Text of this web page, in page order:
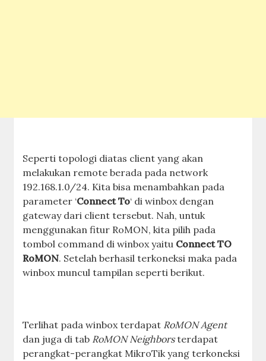
Seperti topologi diatas client yang akan
melakukan remote berada pada network
192.168.1.0/24. Kita bisa menambahkan pada
parameter ‘Connect To‘ di winbox dengan
gateway dari client tersebut. Nah, untuk
menggunakan fitur RoMON, kita pilih pada
tombol command di winbox yaitu Connect TO
RoMON. Setelah berhasil terkoneksi maka pada
winbox muncul tampilan seperti berikut.
Terlihat pada winbox terdapat RoMON Agent
dan juga di tab RoMON Neighborsterdapat
perangkat-perangkat MikroTik yang terkoneksi